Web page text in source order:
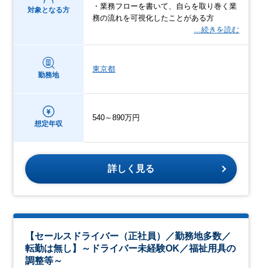
対象となる方
・業務フローを書いて、自らを取り巻く業
務の流れを可視化したことがある方
…続きを読む
勤務地
東京都
想定年収
540～890万円
詳しく見る
【セールスドライバー（正社員）／勤務地多数／
転勤は無し】～ドライバー未経験OK／福祉用具の
調整等～